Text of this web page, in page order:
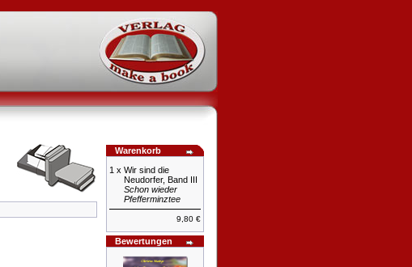
Warenkorb
1 x Wir sind die
Neudorfer, Band III
Schon wieder
Pfefferminztee
9,80 €
Bewertungen